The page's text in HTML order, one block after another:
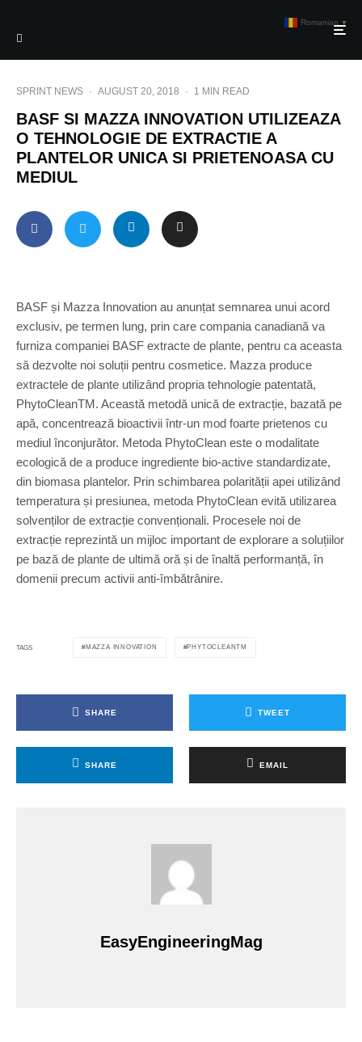
SPRINT NEWS · AUGUST 20, 2018 · 1 MIN READ
BASF SI MAZZA INNOVATION UTILIZEAZA
O TEHNOLOGIE DE EXTRACTIE A
PLANTELOR UNICA SI PRIETENOASA CU
MEDIUL
BASF și Mazza Innovation au anunțat semnarea unui acord
exclusiv, pe termen lung, prin care compania canadiană va
furniza companiei BASF extracte de plante, pentru ca aceasta
să dezvolte noi soluții pentru cosmetice. Mazza produce
extractele de plante utilizând propria tehnologie patentată,
PhytoCleanTM. Această metodă unică de extracție, bazată pe
apă, concentrează bioactivii într-un mod foarte prietenos cu
mediul înconjurător. Metoda PhytoClean este o modalitate
ecologică de a produce ingrediente bio-active standardizate,
din biomasa plantelor. Prin schimbarea polarității apei utilizând
temperatura și presiunea, metoda PhytoClean evită utilizarea
solvenților de extracție convenționali. Procesele noi de
extracție reprezintă un mijloc important de explorare a soluțiilor
pe bază de plante de ultimă oră și de înaltă performanță, în
domenii precum activii anti-îmbătrânire.
TAGS MAZZA INNOVATION PHYTOCLEANTM
SHARE TWEET
SHARE EMAIL
EasyEngineeringMag
Romanian ▼